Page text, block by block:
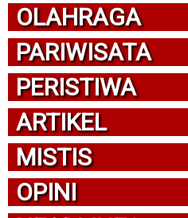
OLAHRAGA
PARIWISATA
PERISTIWA
ARTIKEL
MISTIS
OPINI